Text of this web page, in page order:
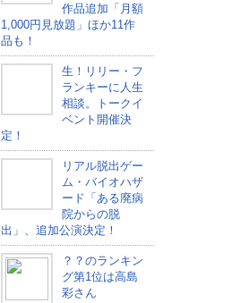
作品追加「月額
1,000円見放題」ほか11作
品も！
生！リリー・フ
ランキーに人生
相談。トークイ
ベント開催決
定！
リアル脱出ゲー
ム・バイオハザ
ード「ある廃病
院からの脱
出」、追加公演決定！
？？のランキン
グ第1位は高島
彩さん